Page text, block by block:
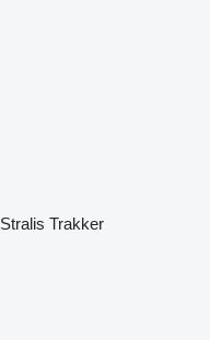
Stralis Trakker